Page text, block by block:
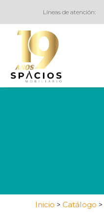
Líneas de atención:
Inicio > Catálogo >